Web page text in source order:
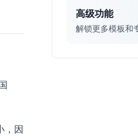
，因
高级功能
解锁更多模板和